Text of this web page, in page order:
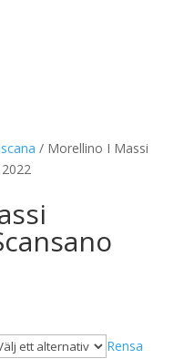
/ Morellino I Massi
Rensa